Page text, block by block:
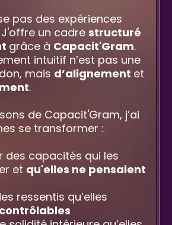
pas des expériences
J'offre un cadre structuré
grâce à Capacit'Gram.
intuitif n’est pas une
mais d’alignement et
.
de Capacit'Gram, j’ai
se transformer :
des capacités qui les
et qu'elles ne pensaient
ressentis qu’elles